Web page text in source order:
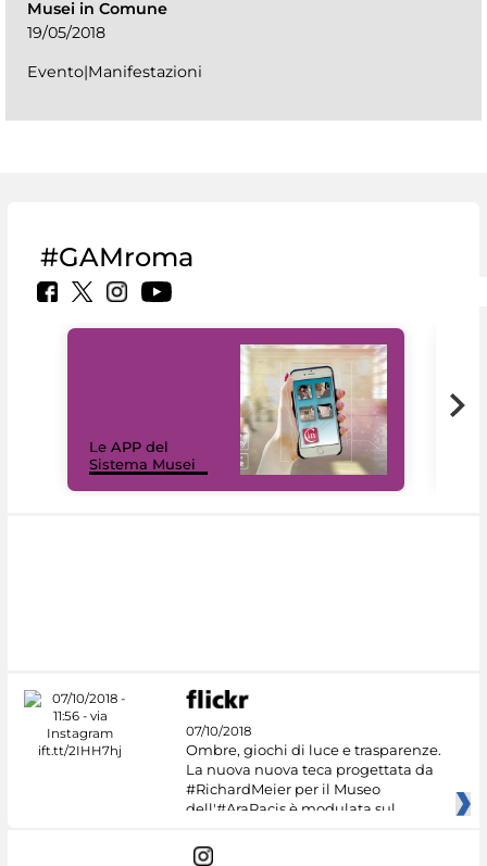
Musei in Comune
19/05/2018
Evento|Manifestazioni
#GAMroma
Le APP del
Sistema Musei
07/10/2018
Ombre, giochi di luce e trasparenze.
La nuova nuova teca progettata da
#RichardMeier per il Museo
dell'#AraPacis è modulata sul